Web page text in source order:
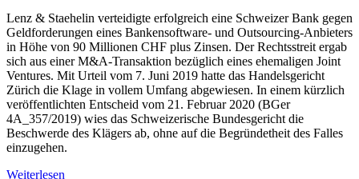
Lenz & Staehelin verteidigte erfolgreich eine Schweizer Bank gegen
Geldforderungen eines Bankensoftware- und Outsourcing-Anbieters
in Höhe von 90 Millionen CHF plus Zinsen. Der Rechtsstreit ergab
sich aus einer M&A-Transaktion bezüglich eines ehemaligen Joint
Ventures. Mit Urteil vom 7. Juni 2019 hatte das Handelsgericht
Zürich die Klage in vollem Umfang abgewiesen. In einem kürzlich
veröffentlichten Entscheid vom 21. Februar 2020 (BGer
4A_357/2019) wies das Schweizerische Bundesgericht die
Beschwerde des Klägers ab, ohne auf die Begründetheit des Falles
einzugehen.
Weiterlesen